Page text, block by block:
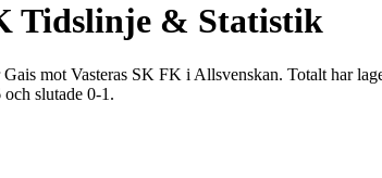
Tidslinje & Statistik
mot Vasteras SK FK i Allsvenskan. Totalt har
och slutade 0-1.